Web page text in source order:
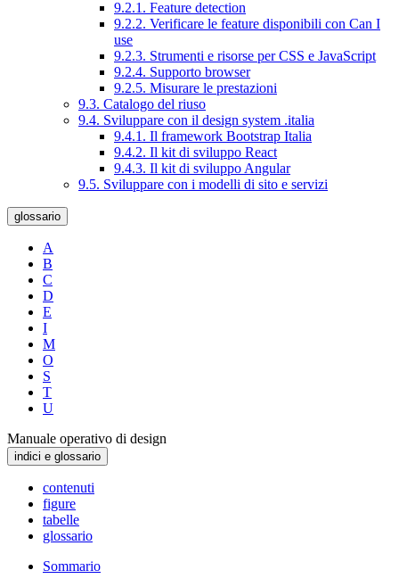
9.2.1. Feature detection
9.2.2. Verificare le feature disponibili con Can I
use
9.2.3. Strumenti e risorse per CSS e JavaScript
9.2.4. Supporto browser
9.2.5. Misurare le prestazioni
9.3. Catalogo del riuso
9.4. Sviluppare con il design system .italia
9.4.1. Il framework Bootstrap Italia
9.4.2. Il kit di sviluppo React
9.4.3. Il kit di sviluppo Angular
9.5. Sviluppare con i modelli di sito e servizi
glossario
A
B
C
D
E
I
M
O
S
T
U
Manuale operativo di design
indici e glossario
contenuti
figure
tabelle
glossario
Sommario